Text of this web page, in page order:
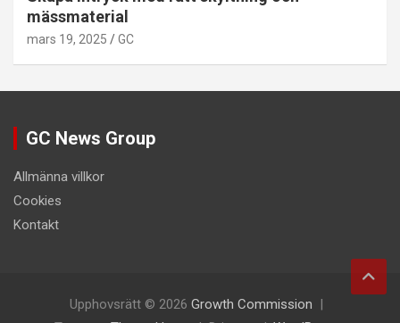
mässmaterial
mars 19, 2025 GC
GC News Group
Allmänna villkor
Cookies
Kontakt
Upphovsrätt © 2026 Growth Commission